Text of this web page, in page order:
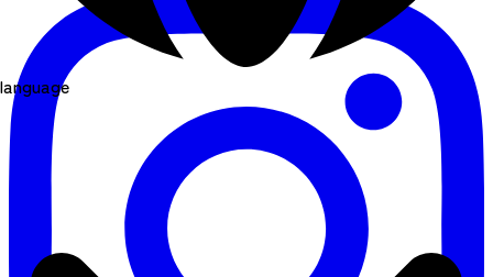
language